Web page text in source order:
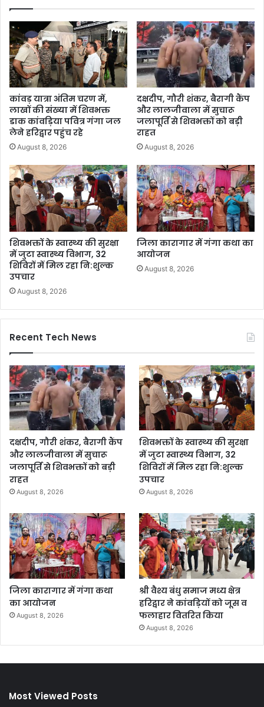
कांवड़ यात्रा अंतिम चरण में,
लाखों की संख्या में शिवभक्त
डाक कांवड़िया पवित्र गंगा जल
लेने हरिद्वार पहुंच रहे
August 8, 2026
दक्षदीप, गौरी शंकर, बैरागी कैंप
और लालजीवाला में सुचारू
जलापूर्ति से शिवभक्तों को बड़ी
राहत
August 8, 2026
शिवभक्तों के स्वास्थ्य की सुरक्षा
में जुटा स्वास्थ्य विभाग, 32
शिविरों में मिल रहा नि:शुल्क
उपचार
August 8, 2026
जिला कारागार में गंगा कथा का
आयोजन
August 8, 2026
Recent Tech News
दक्षदीप, गौरी शंकर, बैरागी कैंप
और लालजीवाला में सुचारू
जलापूर्ति से शिवभक्तों को बड़ी
राहत
August 8, 2026
शिवभक्तों के स्वास्थ्य की सुरक्षा
में जुटा स्वास्थ्य विभाग, 32
शिविरों में मिल रहा नि:शुल्क
उपचार
August 8, 2026
जिला कारागार में गंगा कथा
का आयोजन
August 8, 2026
श्री वैश्य बंधु समाज मध्य क्षेत्र
हरिद्वार ने कांवड़ियों को जूस व
फलाहार वितरित किया
August 8, 2026
Most Viewed Posts